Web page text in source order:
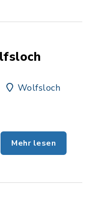
Wolfsloch
Mehr lesen